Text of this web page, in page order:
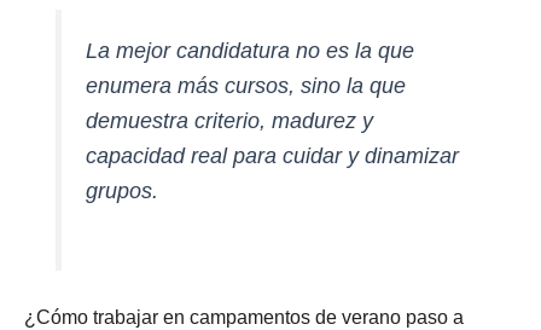
La mejor candidatura no es la que
enumera más cursos, sino la que
demuestra criterio, madurez y
capacidad real para cuidar y dinamizar
grupos.
¿Cómo trabajar en campamentos de verano paso a